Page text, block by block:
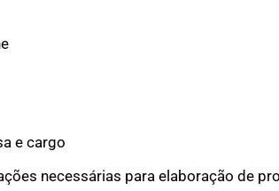
e cargo
necessárias para elaboração de